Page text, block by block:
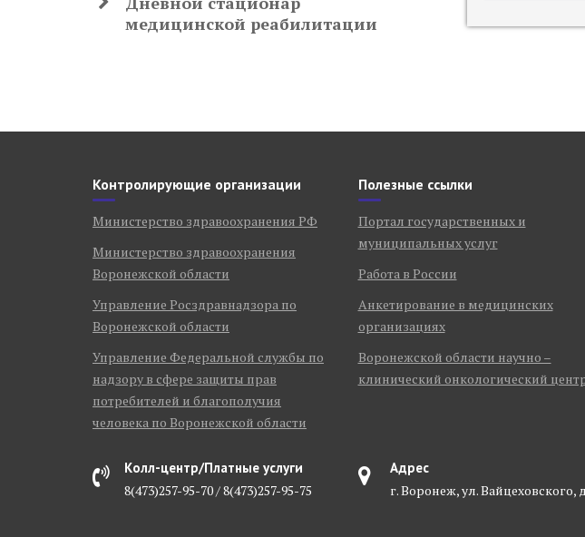
медицинской реабилитации
Контролирующие организации
Министерство здравоохранения РФ
Министерство здравоохранения
Воронежской области
Управление Росздравнадзора по
Воронежской области
Управление Федеральной службы по
надзору в сфере защиты прав
потребителей и благополучия
человека по Воронежской области
Полезные ссылки
Портал государственных и
муниципальных услуг
Работа в России
Анкетирование в медицинских
организациях
Воронежской области научно –
клинический онкологический
Колл-центр/Платные услуги
8(473)257-95-70 / 8(473)257-95-75
Адрес
г. Воронеж, ул. Вайцеховского,